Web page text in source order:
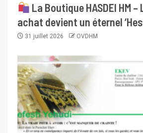
La Boutique HASDEI HM
achat devient un éternel
31 juillet 2026 OVDHM